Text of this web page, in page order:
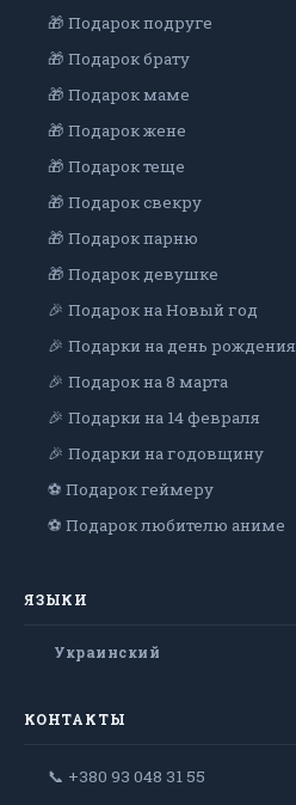
🎁 Подарок подруге
🎁 Подарок брату
🎁 Подарок маме
🎁 Подарок жене
🎁 Подарок теще
🎁 Подарок свекру
🎁 Подарок парню
🎁 Подарок девушке
🎉 Подарок на Новый год
🎉 Подарки на день рождения
🎉 Подарок на 8 марта
🎉 Подарки на 14 февраля
🎉 Подарки на годовщину
⚽ Подарок геймеру
⚽ Подарок любителю аниме
ЯЗЫКИ
Украинский
КОНТАКТЫ
📞 +380 93 048 31 55